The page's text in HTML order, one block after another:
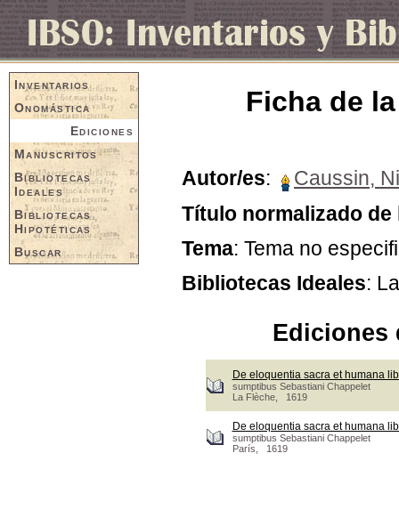
Inventarios
Onomástica
Ediciones
Manuscritos
Bibliotecas
Ideales
Bibliotecas
Hipotéticas
Buscar
Ficha de
Autor/es:
Caussin,
Título normalizado de
Tema: Tema no
Bibliotecas Ideales:
Ediciones
De eloquentia sacra et humana
sumptibus Sebastiani Chappelet
La Flèche, 1619
De eloquentia sacra et humana
sumptibus Sebastiani Chappelet
París, 1619